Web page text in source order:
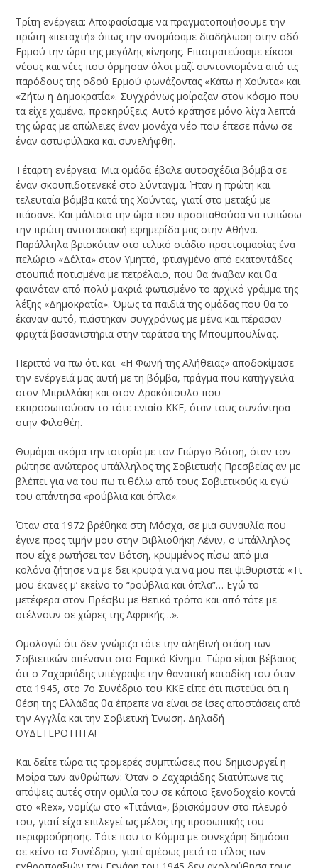
Τρίτη ενέργεια: Αποφασίσαμε να πραγματοποιήσουμε την
πρώτη «πεταχτή» όπως την ονομάσαμε διαδήλωση στην οδό
Ερμού την ώρα της μεγάλης κίνησης. Επιστρατεύσαμε είκοσι
νέους και νέες που όρμησαν όλοι μαζί συντονισμένα από τις
παρόδους της οδού Ερμού φωνάζοντας «Κάτω η Χούντα» και
«Ζήτω η Δημοκρατία». Συγχρόνως μοίραζαν στον κόσμο που
τα είχε χαμένα, προκηρύξεις. Αυτό κράτησε μόνο λίγα λεπτά
της ώρας με απώλειες έναν μονάχα νέο που έπεσε πάνω σε
έναν αστυφύλακα και συνελήφθη.
Τέταρτη ενέργεια: Μια ομάδα έβαλε αυτοσχέδια βόμβα σε
έναν σκουπιδοτενεκέ στο Σύνταγμα. Ήταν η πρώτη και
τελευταία βόμβα κατά της Χούντας, γιατί στο μεταξύ με
πιάσανε. Και μάλιστα την ώρα που προσπαθούσα να τυπώσω
την πρώτη αντιστασιακή εφημερίδα μας στην Αθήνα.
Παράλληλα βρισκόταν στο τελικό στάδιο προετοιμασίας ένα
πελώριο «Δέλτα» στον Υμηττό, φτιαγμένο από εκατοντάδες
στουπιά ποτισμένα με πετρέλαιο, που θα άναβαν και θα
φαινόταν από πολύ μακριά φωτισμένο το αρχικό γράμμα της
λέξης «Δημοκρατία». Όμως τα παιδιά της ομάδας που θα το
έκαναν αυτό, πιάστηκαν συγχρόνως με μένα και πέρασαν
φριχτά βασανιστήρια στην ταράτσα της Μπουμπουλίνας.
Περιττό να πω ότι και «Η Φωνή της Αλήθειας» αποδοκίμασε
την ενέργειά μας αυτή με τη βόμβα, πράγμα που κατήγγειλα
στον Μπριλλάκη και στον Δρακόπουλο που
εκπροσωπούσαν το τότε ενιαίο ΚΚΕ, όταν τους συνάντησα
στην Φιλοθέη.
Θυμάμαι ακόμα την ιστορία με τον Γιώργο Βότση, όταν τον
ρώτησε ανώτερος υπάλληλος της Σοβιετικής Πρεσβείας αν με
βλέπει για να του πω τι θέλω από τους Σοβιετικούς κι εγώ
του απάντησα «ρούβλια και όπλα».
Όταν στα 1972 βρέθηκα στη Μόσχα, σε μια συναυλία που
έγινε προς τιμήν μου στην Βιβλιοθήκη Λένιν, ο υπάλληλος
που είχε ρωτήσει τον Βότση, κρυμμένος πίσω από μια
κολόνα ζήτησε να με δει κρυφά για να μου πει ψιθυριστά: «Τι
μου έκανες μ’ εκείνο το “ρούβλια και όπλα”… Εγώ το
μετέφερα στον Πρέσβυ με θετικό τρόπο και από τότε με
στέλνουν σε χώρες της Αφρικής…».
Ομολογώ ότι δεν γνώριζα τότε την αληθινή στάση των
Σοβιετικών απέναντι στο Εαμικό Κίνημα. Τώρα είμαι βέβαιος
ότι ο Ζαχαριάδης υπέγραψε την θανατική καταδίκη του όταν
στα 1945, στο 7ο Συνέδριο του ΚΚΕ είπε ότι πιστεύει ότι η
θέση της Ελλάδας θα έπρεπε να είναι σε ίσες αποστάσεις από
την Αγγλία και την Σοβιετική Ένωση. Δηλαδή
ΟΥΔΕΤΕΡΟΤΗΤΑ!
Και δείτε τώρα τις τρομερές συμπτώσεις που δημιουργεί η
Μοίρα των ανθρώπων: Όταν ο Ζαχαριάδης διατύπωνε τις
απόψεις αυτές στην ομιλία του σε κάποιο ξενοδοχείο κοντά
στο «Rex», νομίζω στο «Τιτάνια», βρισκόμουν στο πλευρό
του, γιατί είχα επιλεγεί ως μέλος της προσωπικής του
περιφρούρησης. Τότε που το Κόμμα με συνεχάρη δημόσια
σε κείνο το Συνέδριο, γιατί αμέσως μετά το τέλος των